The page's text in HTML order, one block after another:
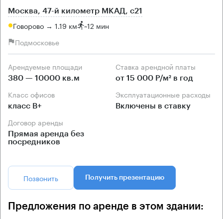
Москва, 47-й километр МКАД, с21
Говорово → 1.19 км ~12 мин
Подмосковье
Арендуемые площади
380 — 10000 кв.м
Ставка арендной платы
от 15 000 Р/м² в год
Класс офисов
класс B+
Эксплуатационные расходы
Включены в ставку
Договор аренды
Прямая аренда без
посредников
Позвонить Получить презентацию
Предложения по аренде в этом здании: